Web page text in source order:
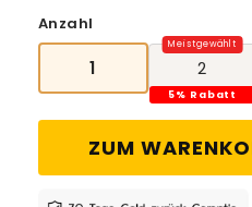
Anzahl
1 2
5% Rabatt
ZUM